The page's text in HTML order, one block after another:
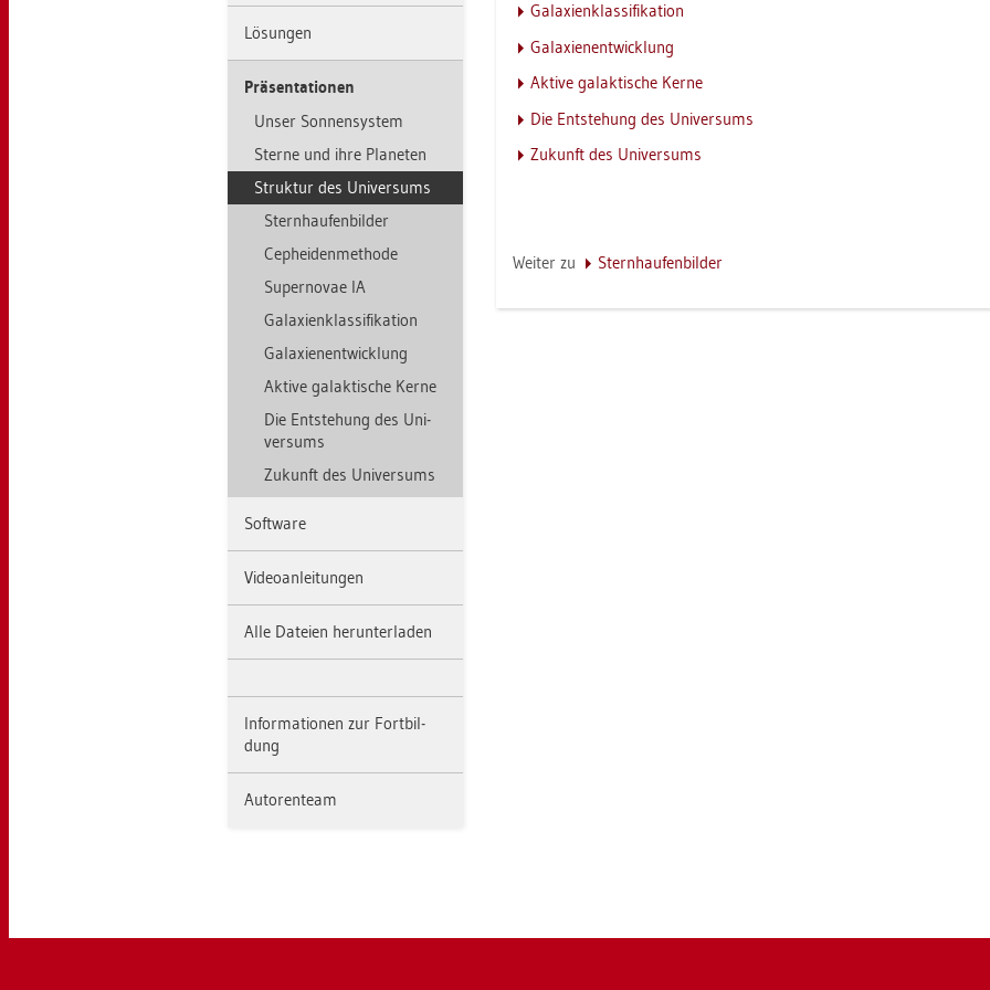
Lö­sun­gen
Prä­sen­ta­tio­nen
Unser Son­nen­sys­tem
Ster­ne und ihre Pla­ne­ten
Struk­tur des Uni­ver­sums
Stern­hau­fen­bil­der
Cep­hei­den­me­tho­de
Su­per­no­vae IA
Ga­la­xi­en­klas­si­fi­ka­ti­on
Ga­la­xien­ent­wick­lung
Ak­ti­ve ga­lak­ti­sche Kerne
Die Ent­ste­hung des Uni­
ver­sums
Zu­kunft des Uni­ver­sums
Soft­ware
Vi­deo­an­lei­tun­gen
Alle Da­tei­en her­un­ter­la­den
In­for­ma­tio­nen zur Fort­bil­
dung
Au­to­ren­team
Ga­la­xi­en­klas­si­fi­ka­ti­on
Ga­la­xien­ent­wick­lung
Ak­ti­ve ga­lak­ti­sche Kerne
Die Ent­ste­hung des Uni­ver­sums
Zu­kunft des Uni­ver­sums
Wei­ter zu Stern­hau­fen­bil­der